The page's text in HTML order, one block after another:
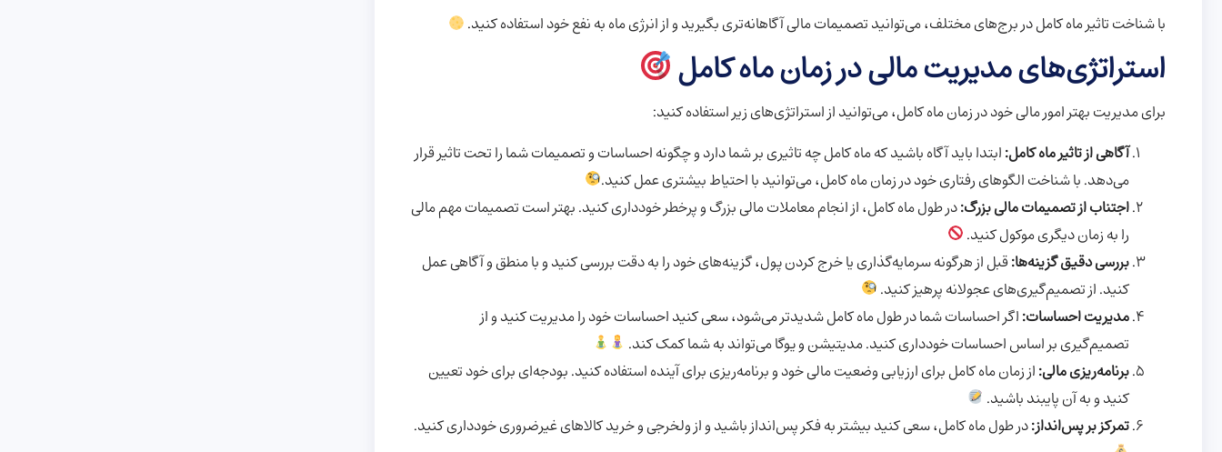
با شناخت تاثیر ماه کامل در برج‌های مختلف، می‌توانید تصمیمات مالی آگاهانه‌تری بگیرید و از انرژی ماه به نفع خود استفاده کنید.
استراتژی‌های مدیریت مالی در زمان ماه کامل
برای مدیریت بهتر امور مالی خود در زمان ماه کامل، می‌توانید از استراتژی‌های زیر استفاده کنید:
آگاهی از تاثیر ماه کامل:ابتدا باید آگاه باشید که ماه کامل چه تاثیری بر شما دارد و چگونه احساسات و تصمیمات شما را تحت تاثیر قرار
می‌دهد. با شناخت الگوهای رفتاری خود در زمان ماه کامل، می‌توانید با احتیاط بیشتری عمل کنید.
اجتناب از تصمیمات مالی بزرگ:در طول ماه کامل، از انجام معاملات مالی بزرگ و پرخطر خودداری کنید. بهتر است تصمیمات مهم مالی
را به زمان دیگری موکول کنید.
بررسی دقیق گزینه‌ها:قبل از هرگونه سرمایه‌گذاری یا خرج کردن پول، گزینه‌های خود را به دقت بررسی کنید و با منطق و آگاهی عمل
کنید. از تصمیم‌گیری‌های عجولانه پرهیز کنید.
مدیریت احساسات:اگر احساسات شما در طول ماه کامل شدیدتر می‌شود، سعی کنید احساسات خود را مدیریت کنید و از
تصمیم‌گیری بر اساس احساسات خودداری کنید. مدیتیشن و یوگا می‌تواند به شما کمک کند.
برنامه‌ریزی مالی:از زمان ماه کامل برای ارزیابی وضعیت مالی خود و برنامه‌ریزی برای آینده استفاده کنید. بودجه‌ای برای خود تعیین
کنید و به آن پایبند باشید.
تمرکز بر پس‌انداز:در طول ماه کامل، سعی کنید بیشتر به فکر پس‌انداز باشید و از ولخرجی و خرید کالاهای غیرضروری خودداری کنید.